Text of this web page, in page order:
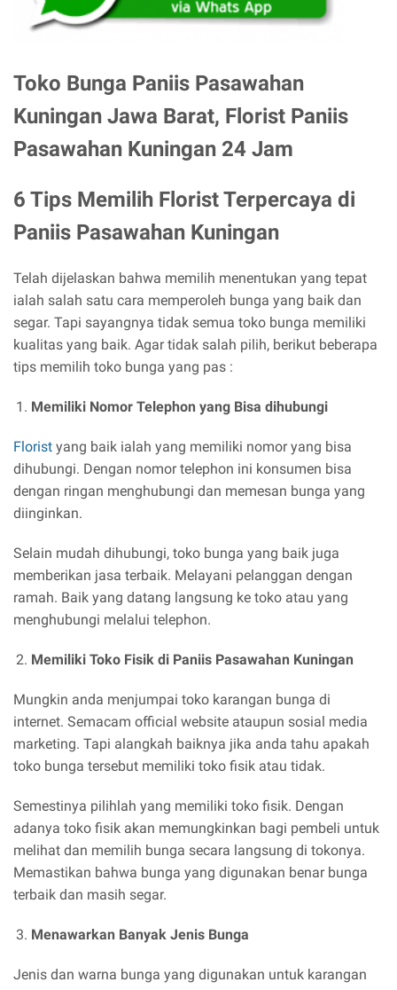
Toko Bunga Paniis Pasawahan
Kuningan Jawa Barat, Florist Paniis
Pasawahan Kuningan 24 Jam
6 Tips Memilih Florist Terpercaya di
Paniis Pasawahan Kuningan
Telah dijelaskan bahwa memilih menentukan yang tepat
ialah salah satu cara memperoleh bunga yang baik dan
segar. Tapi sayangnya tidak semua toko bunga memiliki
kualitas yang baik. Agar tidak salah pilih, berikut beberapa
tips memilih toko bunga yang pas :
Memiliki Nomor Telephon yang Bisa dihubungi
Florist yang baik ialah yang memiliki nomor yang bisa
dihubungi. Dengan nomor telephon ini konsumen bisa
dengan ringan menghubungi dan memesan bunga yang
diinginkan.
Selain mudah dihubungi, toko bunga yang baik juga
memberikan jasa terbaik. Melayani pelanggan dengan
ramah. Baik yang datang langsung ke toko atau yang
menghubungi melalui telephon.
Memiliki Toko Fisik di Paniis Pasawahan Kuningan
Mungkin anda menjumpai toko karangan bunga di
internet. Semacam official website ataupun sosial media
marketing. Tapi alangkah baiknya jika anda tahu apakah
toko bunga tersebut memiliki toko fisik atau tidak.
Semestinya pilihlah yang memiliki toko fisik. Dengan
adanya toko fisik akan memungkinkan bagi pembeli untuk
melihat dan memilih bunga secara langsung di tokonya.
Memastikan bahwa bunga yang digunakan benar bunga
terbaik dan masih segar.
Menawarkan Banyak Jenis Bunga
Jenis dan warna bunga yang digunakan untuk karangan